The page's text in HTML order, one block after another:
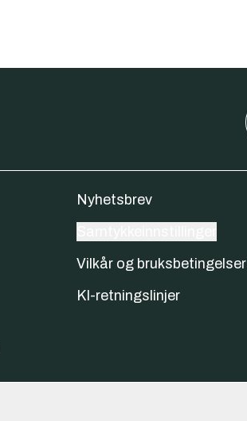
Nyhetsbrev
Vilkår og bruksbetingelser
KI-retningslinjer